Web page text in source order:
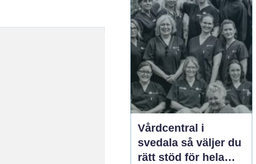
Vårdcentral i
svedala så väljer du
rätt stöd för hela